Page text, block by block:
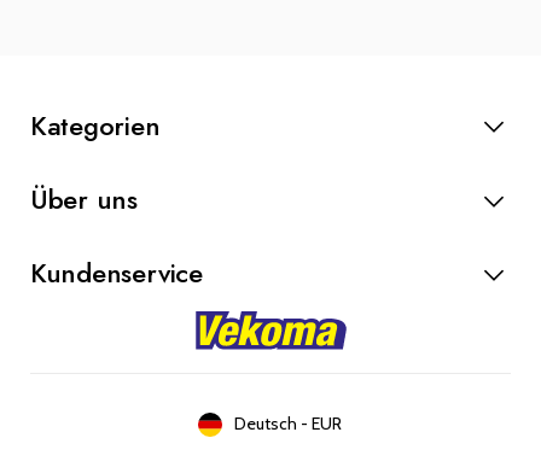
Kategorien
Anlasser
Über uns
Bremsteile
Kundenservice
Deutsch -EUR